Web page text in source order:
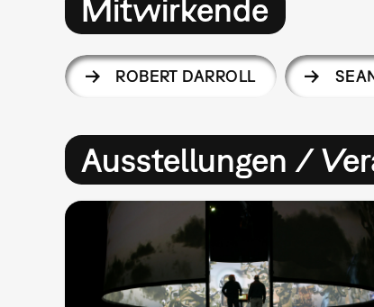
Mitwirkende
ROBERT DARROLL
Ausstellungen /